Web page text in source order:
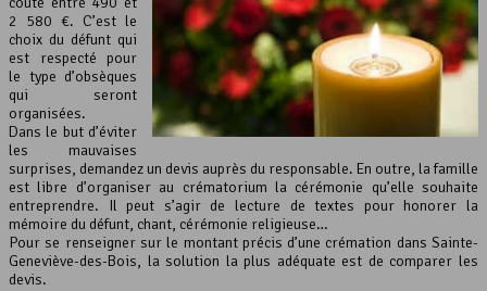
2 580 €. C’est le
choix du défunt qui
est respecté pour
le type d’obsèques
qui seront
organisées.
Dans le but d’éviter
les mauvaises
surprises, demandez un devis auprès du responsable. En outre, la famille
est libre d’organiser au crématorium la cérémonie qu’elle souhaite
entreprendre. Il peut s’agir de lecture de textes pour honorer la
mémoire du défunt, chant, cérémonie religieuse…
Pour se renseigner sur le montant précis d’une crémation dans Sainte-
Geneviève-des-Bois, la solution la plus adéquate est de comparer les
devis.